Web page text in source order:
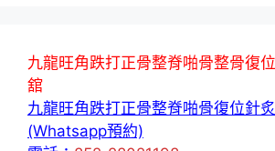
九龍旺角跌打正骨整脊啪骨整骨復
舘
九龍旺角跌打正骨整脊啪骨復位針
(Whatsapp預約)